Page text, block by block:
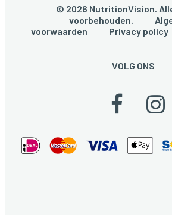
© 2026 NutritionVision.
voorbehouden.
voorwaarden
Privacy policy
VOLG ONS